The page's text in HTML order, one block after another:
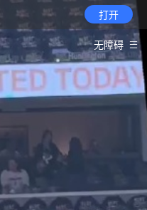
打开
无障碍